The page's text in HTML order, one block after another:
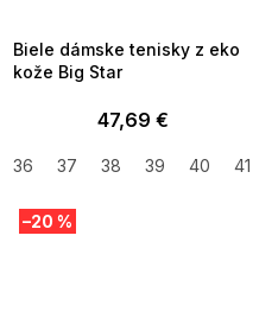
Biele dámske tenisky z eko
kože Big Star
47,69 €
36 37 38 39 40 41
–20 %